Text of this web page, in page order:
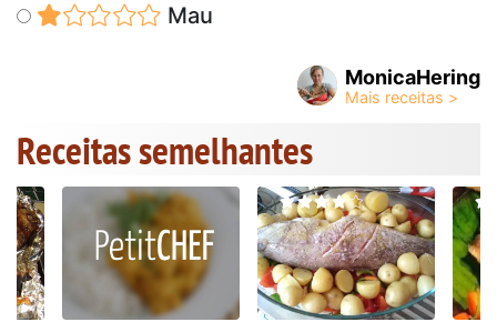
Mau
MonicaHering
Receitas semelhantes